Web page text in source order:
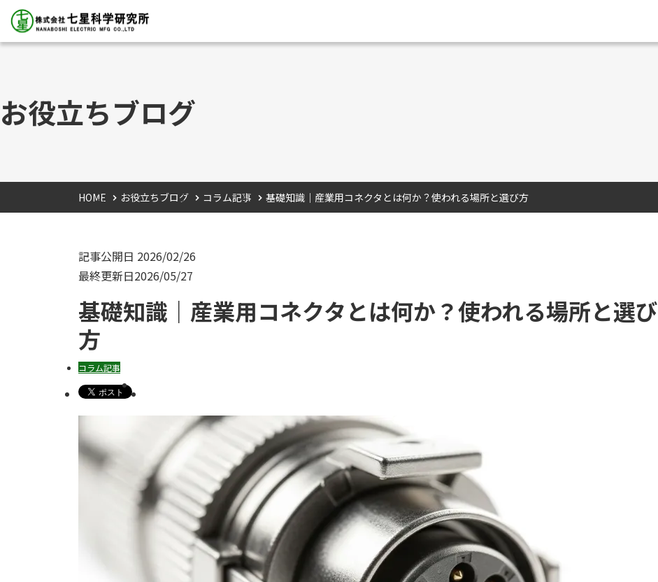
お役立ちブログ
HOME お役立ちブログ コラム記事 基礎知識｜産業用コネクタとは何か？使われる場所と選び方
記事公開日 2026/02/26
最終更新日2026/05/27
基礎知識｜産業用コネクタとは何か？使われる場所と選び
方
コラム記事